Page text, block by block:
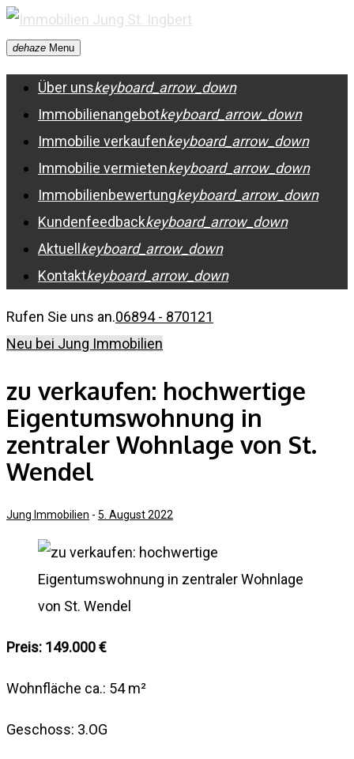
Skip
to
content
dehaze Menu
Über unskeyboard_arrow_down
Immobilienangebotkeyboard_arrow_down
Immobilie verkaufenkeyboard_arrow_down
Immobilie vermietenkeyboard_arrow_down
Immobilienbewertungkeyboard_arrow_down
Kundenfeedbackkeyboard_arrow_down
Aktuell keyboard_arrow_down
Kontaktkeyboard_arrow_down
Rufen Sie uns an.06894 - 870121
Neu bei Jung Immobilien
zu verkaufen: hochwertige
Eigentumswohnung in
zentraler Wohnlage von St.
Wendel
Jung Immobilien - 5. August 2022
Preis: 149.000 €
Wohnfläche ca.: 54 m²
Geschoss: 3.OG